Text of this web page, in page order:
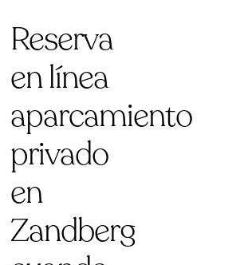
Reserva
en línea
aparcamiento
privado
en
Zandberg